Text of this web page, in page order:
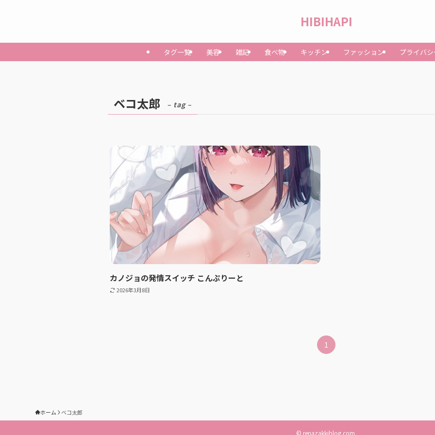
HIBIHAPI
タグ一覧 美容 雑記 食べ物 キッチン ファッション プライバ
ベコ太郎 – tag –
カノジョの発情スイッチ こんぷりーと
2026年3月8日
1
ホーム ベコ太郎
© renazakkiblog.com.